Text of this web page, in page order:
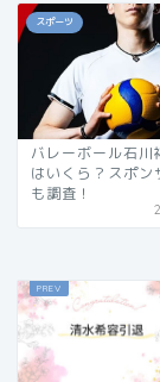
スポーツ
バレーボール石川
はいくら？スポン
も調査！